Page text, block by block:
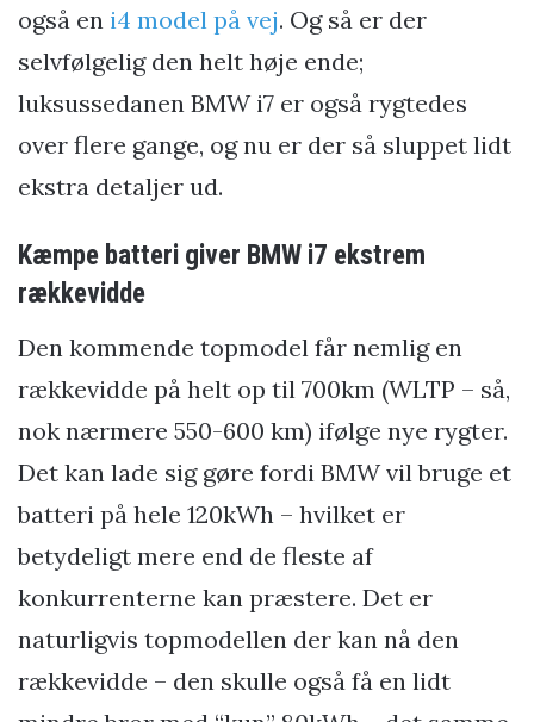
også en i4 model på vej. Og så er der
selvfølgelig den helt høje ende;
luksussedanen BMW i7 er også rygtedes
over flere gange, og nu er der så sluppet lidt
ekstra detaljer ud.
Kæmpe batteri giver BMW i7 ekstrem
rækkevidde
Den kommende topmodel får nemlig en
rækkevidde på helt op til 700km (WLTP – så,
nok nærmere 550-600 km) ifølge nye rygter.
Det kan lade sig gøre fordi BMW vil bruge et
batteri på hele 120kWh – hvilket er
betydeligt mere end de fleste af
konkurrenterne kan præstere. Det er
naturligvis topmodellen der kan nå den
rækkevidde – den skulle også få en lidt